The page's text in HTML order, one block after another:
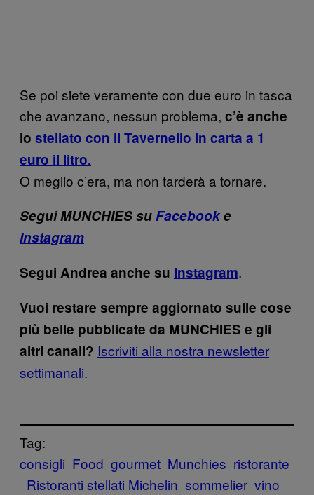
Se poi siete veramente con due euro in tasca
che avanzano, nessun problema, c’è anche
lo stellato con il Tavernello in carta a 1
euro il litro.
O meglio c’era, ma non tarderà a tornare.
Segui MUNCHIES suFacebooke
Instagram
Segui Andrea anche su Instagram.
Vuoi restare sempre aggiornato sulle cose
più belle pubblicate da MUNCHIES e gli
altri canali? Iscriviti alla nostra newsletter
settimanali.
Tag:
consigli Food gourmet Munchies ristorante
Ristoranti stellati Michelin sommelier vino